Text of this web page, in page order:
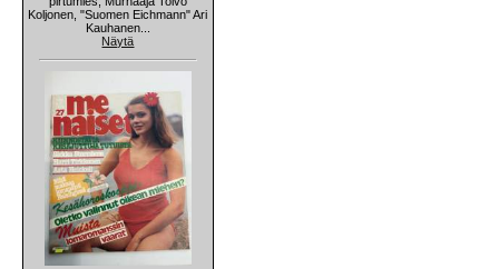
Koljonen, "Suomen Eichmann" Ari
Kauhanen...
Näytä